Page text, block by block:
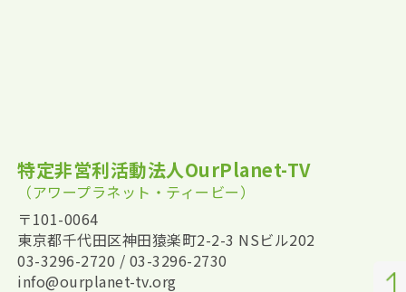
特定非営利活動法人OurPlanet-TV
（アワープラネット・ティービー）
〒101-0064
東京都千代田区神田猿楽町2-2-3 NSビル202
03-3296-2720 / 03-3296-2730
info@ourplanet-tv.org